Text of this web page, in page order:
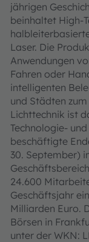
jährigen
beinhaltet High-
Laser. Die
Anwendungen
Fahren oder
intelligenten
und Städten
Lichttechnik ist
Technologie-
beschäftigte
30. September)
24.600
Geschäftsjahr
Milliarden Euro.
Börsen in
unter der WKN: